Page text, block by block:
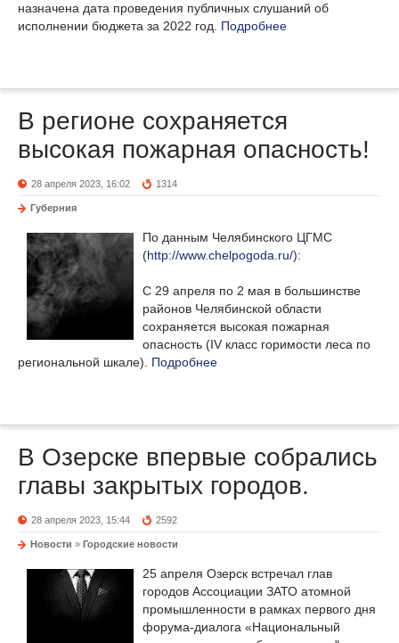
назначена дата проведения публичных слушаний об
исполнении бюджета за 2022 год. Подробнее
В регионе сохраняется
высокая пожарная опасность!
28 апреля 2023, 16:02 1314
Губерния
По данным Челябинского ЦГМС
(http://www.chelpogoda.ru/):
С 29 апреля по 2 мая в большинстве
районов Челябинской области
сохраняется высокая пожарная
опасность (IV класс горимости леса по
региональной шкале). Подробнее
В Озерске впервые собрались
главы закрытых городов.
28 апреля 2023, 15:44 2592
Новости » Городские новости
25 апреля Озерск встречал глав
городов Ассоциации ЗАТО атомной
промышленности в рамках первого дня
форума-диалога «Национальный